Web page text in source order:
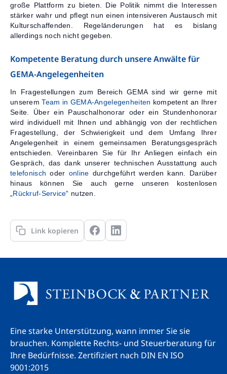
große Plattform zu bieten. Die Politik nimmt die Interessen
stärker wahr und pflegt nun einen intensiveren Austausch mit
Kulturschaffenden. Regeländerungen hat es bislang
allerdings noch nicht gegeben.
Kompetente Beratung durch unsere Anwälte für
GEMA-Angelegenheiten
In Fragestellungen zum Bereich GEMA sind wir gerne mit
unseremTeam in GEMA-Angelegenheiten kompetent an Ihrer
Seite. Über ein Pauschalhonorar oder ein Stundenhonorar
wird individuell mit Ihnen und abhängig von der rechtlichen
Fragestellung, der Schwierigkeit und dem Umfang Ihrer
Angelegenheit in einem gemeinsamen Beratungsgespräch
entschieden. Vereinbaren Sie für Ihr Anliegen einfach ein
Gespräch, das dank unserer technischen Ausstattung auch
telefonisch oder online durchgeführt werden kann. Darüber
hinaus können Sie auch gerne unseren kostenlosen
Rückruf-Service“ nutzen.
Link kopieren
Eine starke Unterstützung, wann immer Sie sie
brauchen. Komplette Rechts- und Steuerberatung für
Ihre Bedürfnisse. Zertifiziert nach DIN EN ISO
9001:2015